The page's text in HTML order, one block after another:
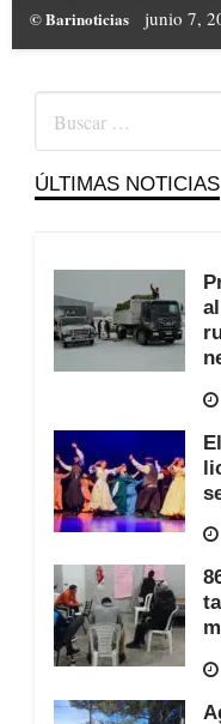
© Barinoticias junio 7,
ÚLTIMAS NOTICIAS